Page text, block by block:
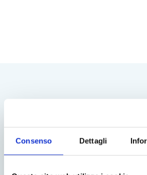
Consenso Dettagli
toscana@rubinoagency.com